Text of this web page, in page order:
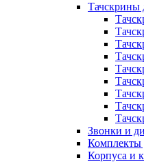
Тачскрины
Звонки и
Комплекты
Корпуса и